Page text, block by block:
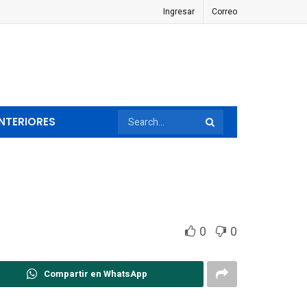
Ingresar Correo
0 0
Compartir en WhatsApp